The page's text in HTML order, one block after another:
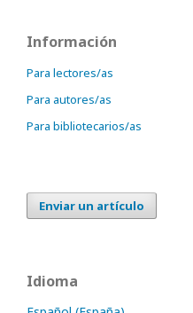
Información
Para lectores/as
Para autores/as
Para bibliotecarios/as
Enviar un artículo
Idioma